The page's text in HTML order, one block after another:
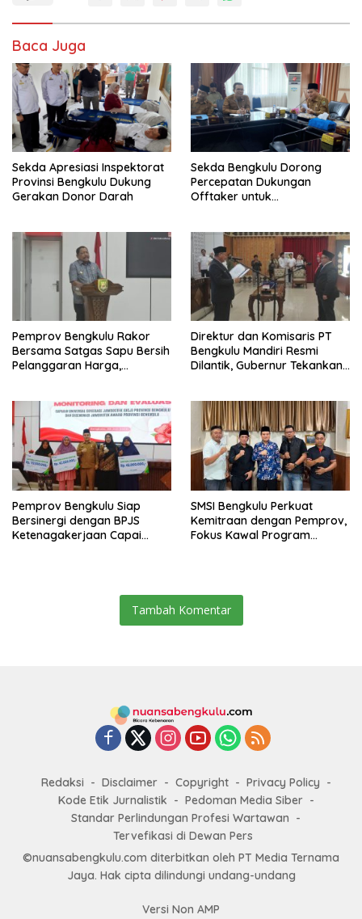
Baca Juga
Sekda Apresiasi Inspektorat
Provinsi Bengkulu Dukung
Gerakan Donor Darah
Sekda Bengkulu Dorong
Percepatan Dukungan
Offtaker untuk
Pemprov Bengkulu Rakor
Bersama Satgas Sapu Bersih
Pelanggaran Harga,
Masih Jadi Sorotan
Direktur dan Komisaris PT
Bengkulu Mandiri Resmi
Dilantik, Gubernur Tekankan
Pemprov Bengkulu Siap
Bersinergi dengan BPJS
Ketenagakerjaan Capai
SMSI Bengkulu Perkuat
Kemitraan dengan Pemprov,
Fokus Kawal Program
Tambah Komentar
Redaksi Disclaimer Copyright
Privacy Policy
Kode Etik Jurnalistik
Pedoman Media Siber
Standar Perlindungan Profesi Wartawan
Tervefikasi di Dewan Pers
©nuansabengkulu.com diterbitkan oleh PT Media Ternama
Jaya. Hak cipta dilindungi undang-undang
Versi Non AMP